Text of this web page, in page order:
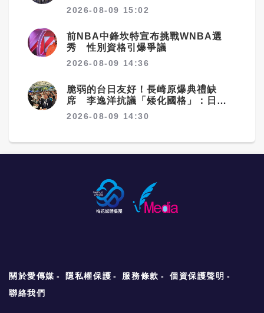
2026-08-09 15:02
前NBA中鋒坎特宣布挑戰WNBA選
秀 性別資格引爆爭議
2026-08-09 14:36
脆弱的台日友好！長崎原爆典禮缺
席 李逸洋抗議「矮化國格」：日媒
揭長崎特殊安排
2026-08-09 14:30
關於愛傳媒 隱私權保護 服務條款
個資保護聲明
聯絡我們